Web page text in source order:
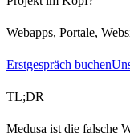
Webapps, Portale,
Erstgespräch buchen
TL;DR
Medusa ist die falsche